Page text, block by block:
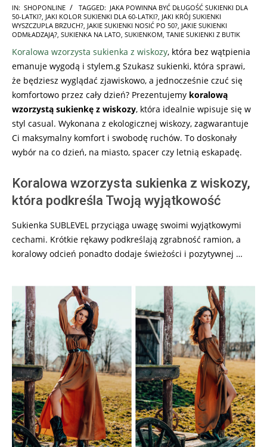
2025-
07-
01
IN: SHOPONLINE TAGGED: JAKA POWINNA BYĆ DŁUGOŚĆ SUKIENKI DLA
50-LATKI?, JAKI KOLOR SUKIENKI DLA 60-LATKI?, JAKI KRÓJ SUKIENKI
WYSZCZUPLA BRZUCH?, JAKIE SUKIENKI NOSIĆ PO 50?, JAKIE SUKIENKI
ODMŁADZAJĄ?, SUKIENKA NA LATO, SUKIENKOM, TANIE SUKIENKI Z BUTIK
Koralowa wzorzysta sukienka z wiskozy, która bez wątpienia
emanuje wygodą i stylem.g Szukasz sukienki, która sprawi,
że będziesz wyglądać zjawiskowo, a jednocześnie czuć się
komfortowo przez cały dzień? Prezentujemy koralową
wzorzystą sukienkę z wiskozy, która idealnie wpisuje się w
styl casual. Wykonana z ekologicznej wiskozy, zagwarantuje
Ci maksymalny komfort i swobodę ruchów. To doskonały
wybór na co dzień, na miasto, spacer czy letnią eskapadę.
Koralowa wzorzysta sukienka z wiskozy,
która podkreśla Twoją wyjątkowość
Sukienka SUBLEVEL przyciąga uwagę swoimi wyjątkowymi
cechami. Krótkie rękawy podkreślają zgrabność ramion, a
koralowy odcień ponadto dodaje świeżości i pozytywnej …